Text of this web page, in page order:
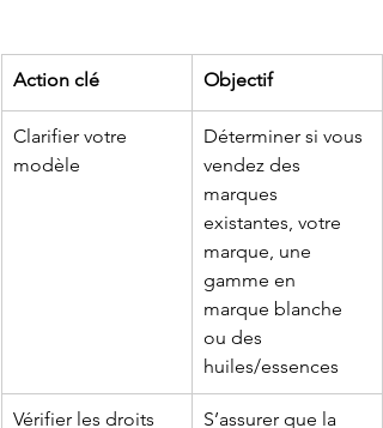
Action clé Objectif
Clarifier votre
modèle
Déterminer si vous
vendez des
marques
existantes, votre
marque, une
gamme en
marque blanche
ou des
huiles/essences
Vérifier les droits
S’assurer que la